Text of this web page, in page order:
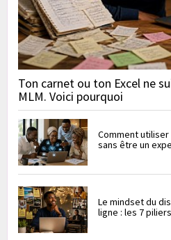
Ton carnet ou ton Excel ne
MLM. Voici pourquoi
Comment
sans être un
Le mindset du
ligne : les 7 piliers